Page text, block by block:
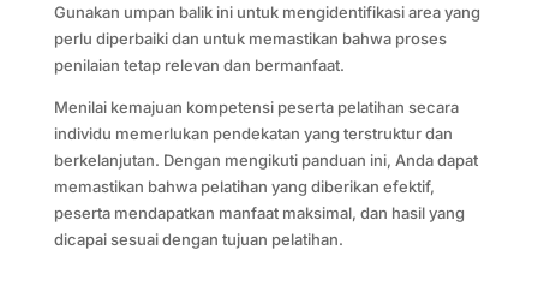
Gunakan umpan balik ini untuk mengidentifikasi area yang
perlu diperbaiki dan untuk memastikan bahwa proses
penilaian tetap relevan dan bermanfaat.
Menilai kemajuan kompetensi peserta pelatihan secara
individu memerlukan pendekatan yang terstruktur dan
berkelanjutan. Dengan mengikuti panduan ini, Anda dapat
memastikan bahwa pelatihan yang diberikan efektif,
peserta mendapatkan manfaat maksimal, dan hasil yang
dicapai sesuai dengan tujuan pelatihan.